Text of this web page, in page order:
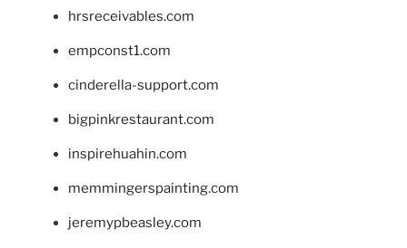
hrsreceivables.com
empconst1.com
cinderella-support.com
bigpinkrestaurant.com
inspirehuahin.com
memmingerspainting.com
jeremypbeasley.com